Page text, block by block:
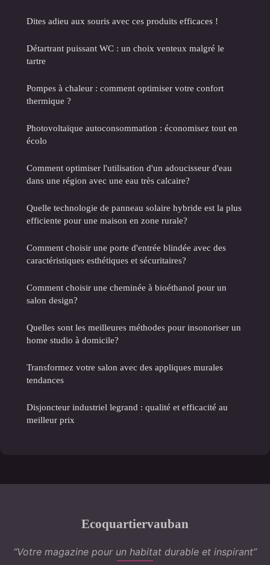
Dites adieu aux souris avec ces produits efficaces !
Détartrant puissant WC : un choix venteux malgré le
tartre
Pompes à chaleur : comment optimiser votre confort
thermique ?
Photovoltaïque autoconsommation : économisez tout en
écolo
Comment optimiser l'utilisation d'un adoucisseur d'eau
dans une région avec une eau très calcaire?
Quelle technologie de panneau solaire hybride est la plus
efficiente pour une maison en zone rurale?
Comment choisir une porte d'entrée blindée avec des
caractéristiques esthétiques et sécuritaires?
Comment choisir une cheminée à bioéthanol pour un
salon design?
Quelles sont les meilleures méthodes pour insonoriser un
home studio à domicile?
Transformez votre salon avec des appliques murales
tendances
Disjoncteur industriel legrand : qualité et efficacité au
meilleur prix
Ecoquartiervauban
“Votre magazine pour un habitat durable et inspirant”